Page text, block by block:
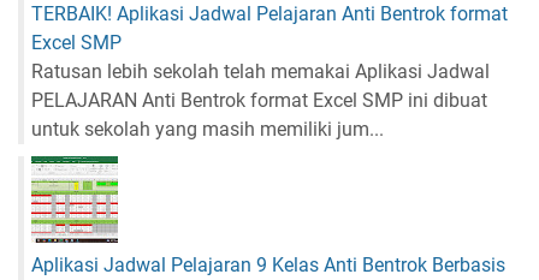
TERBAIK! Aplikasi Jadwal Pelajaran Anti Bentrok format
Excel SMP
Ratusan lebih sekolah telah memakai Aplikasi Jadwal
PELAJARAN Anti Bentrok format Excel SMP ini dibuat
untuk sekolah yang masih memiliki jum...
Aplikasi Jadwal Pelajaran 9 Kelas Anti Bentrok Berbasis